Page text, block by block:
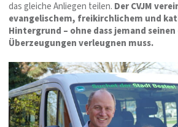
das gleiche Anliegen teilen. Der CVJM
evangelischem, freikirchlichem und
Hintergrund – ohne dass jemand seinen
Überzeugungen verleugnen muss.